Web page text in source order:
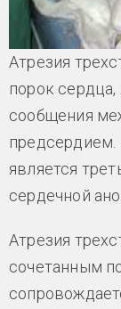
Атрезия
порок
сообщения
предсердием.
является
сердечной
Атрезия
сочетанным